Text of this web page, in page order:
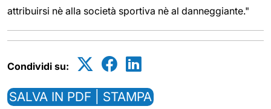
attribuirsi nè alla società sportiva nè al danneggiante."
Condividi su:
SALVA IN PDF | STAMPA